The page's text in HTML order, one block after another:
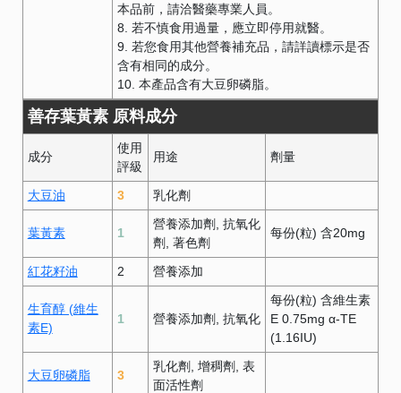
本品前，請洽醫藥專業人員。
8. 若不慎食用過量，應立即停用就醫。
9. 若您食用其他營養補充品，請詳讀標示是否
含有相同的成分。
10. 本產品含有大豆卵磷脂。
善存葉黃素 原料成分
成分
使用
評級
用途 劑量
大豆油 3 乳化劑
葉黃素 1
營養添加劑 抗氧化
劑 著色劑
每份(粒) 含20mg
紅花籽油 2 營養添加
生育醇 (維生
素E)
1 營養添加劑 抗氧化
每份(粒) 含維生素
E 0.75mg α-TE
(1.16IU)
大豆卵磷脂 3
乳化劑 增稠劑 表
面活性劑